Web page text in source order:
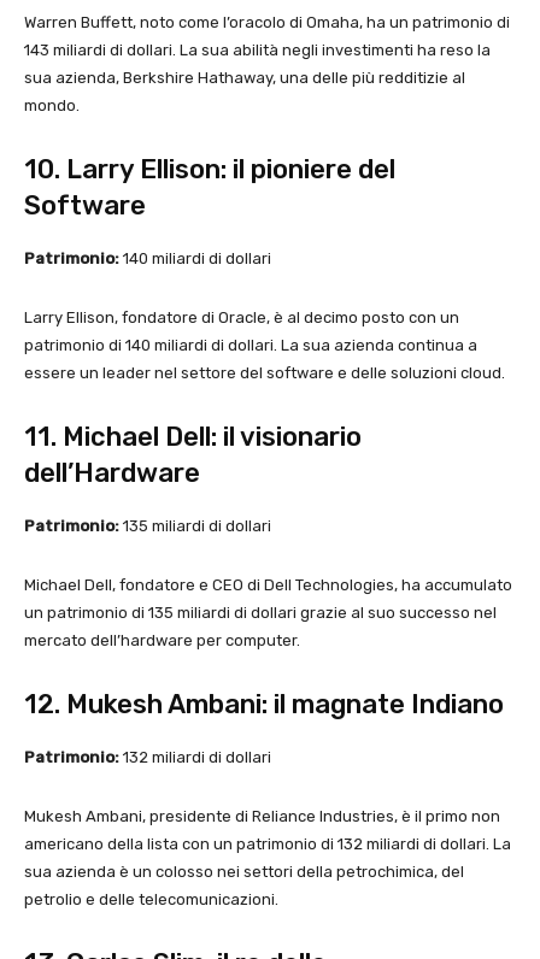
Warren Buffett, noto come l’oracolo di Omaha, ha un patrimonio di
143 miliardi di dollari. La sua abilità negli investimenti ha reso la
sua azienda, Berkshire Hathaway, una delle più redditizie al
mondo.
10. Larry Ellison: il pioniere del
Software
Patrimonio: 140 miliardi di dollari
Larry Ellison, fondatore di Oracle, è al decimo posto con un
patrimonio di 140 miliardi di dollari. La sua azienda continua a
essere un leader nel settore del software e delle soluzioni cloud.
11. Michael Dell: il visionario
dell’Hardware
Patrimonio: 135 miliardi di dollari
Michael Dell, fondatore e CEO di Dell Technologies, ha accumulato
un patrimonio di 135 miliardi di dollari grazie al suo successo nel
mercato dell’hardware per computer.
12. Mukesh Ambani: il magnate Indiano
Patrimonio: 132 miliardi di dollari
Mukesh Ambani, presidente di Reliance Industries, è il primo non
americano della lista con un patrimonio di 132 miliardi di dollari. La
sua azienda è un colosso nei settori della petrochimica, del
petrolio e delle telecomunicazioni.